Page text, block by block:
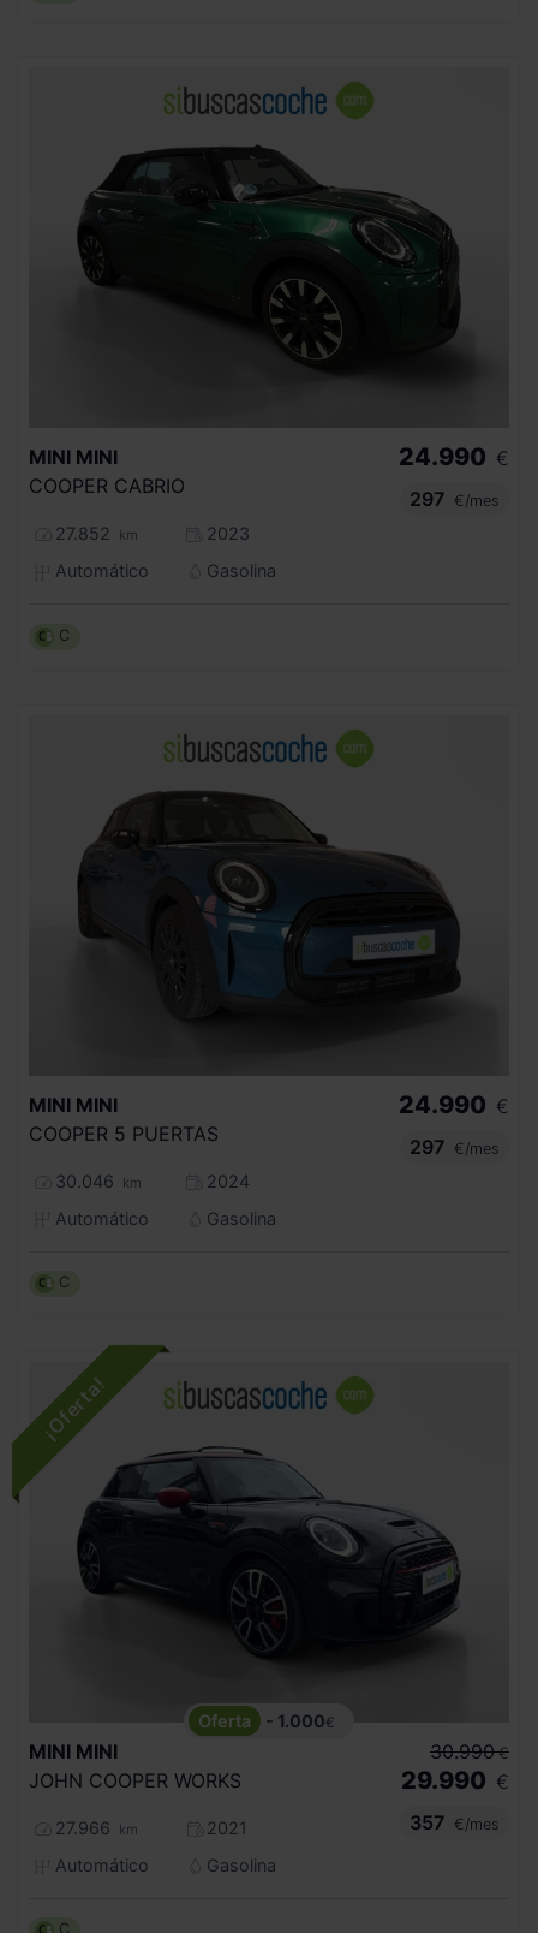
MINI MINI
COOPER CABRIO
27.852 km
2023
Automático
Gasolina
24.990 €
297
€/mes
C
MINI MINI
COOPER 5 PUERTAS
30.046 km
2024
Automático
Gasolina
24.990 €
297
€/mes
C
- 1.000€
MINI MINI
JOHN COOPER WORKS
27.966 km
2021
Automático
Gasolina
30.990 €
29.990 €
357
€/mes